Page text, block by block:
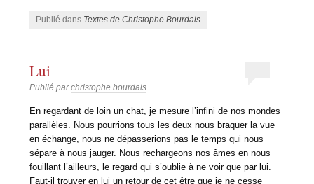
Publié dans Textes de Christophe Bourdais
Lui
Publié parchristophe bourdais
En regardant de loin un chat, je mesure l’infini de nos mondes
parallèles. Nous pourrions tous les deux nous braquer la vue
en échange, nous ne dépasserions pas le temps qui nous
sépare à nous jauger. Nous rechargeons nos âmes en nous
fouillant l’ailleurs, le regard qui s’oublie à ne voir que par lui.
Faut-il trouver en lui un retour de cet être que je ne cesse